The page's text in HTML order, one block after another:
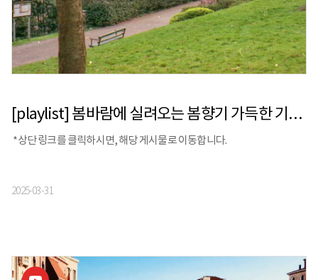
[playlist] 봄바람에 실려오는 봄향기 가득한 기분 좋은 감성 연주곡
*상단 링크를 클릭하시면, 해당 게시물로 이동합니다.
2025-03-31